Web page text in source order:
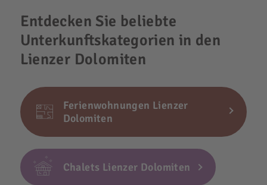
Entdecken Sie beliebte
Unterkunftskategorien in den
Lienzer Dolomiten
Ferienwohnungen Lienzer
Dolomiten
Chalets Lienzer Dolomiten